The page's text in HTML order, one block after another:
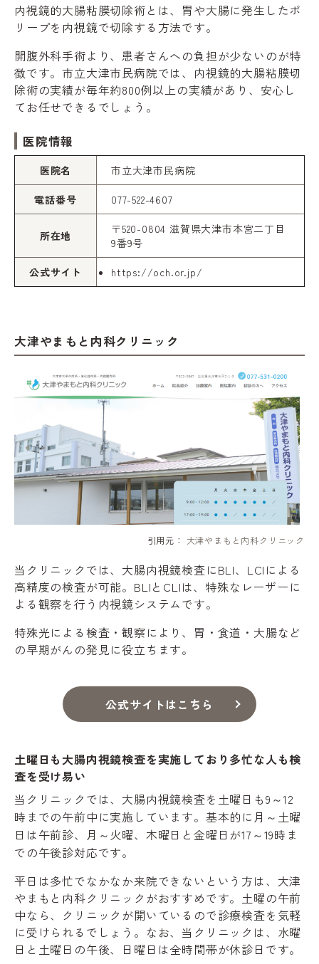
内視鏡的大腸粘膜切除術とは、胃や大腸に発生したポ
リープを内視鏡で切除する方法です。
開腹外科手術より、患者さんへの負担が少ないのが特
徴です。市立大津市民病院では、内視鏡的大腸粘膜切
除術の実績が毎年約800例以上の実績があり、安心し
てお任せできるでしょう。
医院情報
医院名 市立大津市民病院
電話番号 077-522-4607
所在地
〒520-0804 滋賀県大津市本宮二丁目
9番9号
公式サイト https://och.or.jp/
大津やまもと内科クリニック
引用元： 大津やまもと内科クリニック
当クリニックでは、大腸内視鏡検査にBLI、LCIによる
高精度の検査が可能。BLIとCLIは、特殊なレーザーに
よる観察を行う内視鏡システムです。
特殊光による検査・観察により、胃・食道・大腸など
の早期がんの発見に役立ちます。
公式サイトはこちら
土曜日も大腸内視鏡検査を実施しており多忙な人も検
査を受け易い
当クリニックでは、大腸内視鏡検査を土曜日も9～12
時までの午前中に実施しています。基本的に月～土曜
日は午前診、月～火曜、木曜日と金曜日が17～19時ま
での午後診対応です。
平日は多忙でなかなか来院できないという方は、大津
やまもと内科クリニックがおすすめです。土曜の午前
中なら、クリニックが開いているので診療検査を気軽
に受けられるでしょう。なお、当クリニックは、水曜
日と土曜日の午後、日曜日は全時間帯が休診日です。